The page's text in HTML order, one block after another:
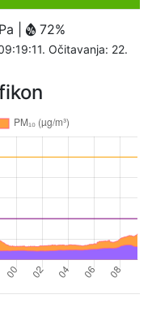
| 72%
Očitavanja: 22.